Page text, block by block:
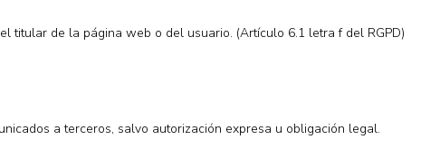
titular de la página web o del usuario. (Artículo 6.1 letra f del RGPD)
a terceros, salvo autorización expresa u obligación legal.